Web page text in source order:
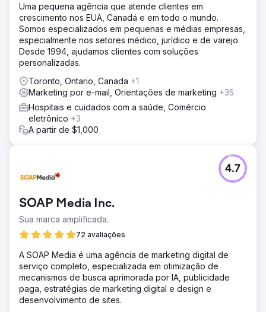
Uma pequena agência que atende clientes em
crescimento nos EUA, Canadá e em todo o mundo.
Somos especializados em pequenas e médias empresas,
especialmente nos setores médico, jurídico e de varejo.
Desde 1994, ajudamos clientes com soluções
personalizadas.
Toronto, Ontario, Canada +1
Marketing por e-mail, Orientações de marketing +35
Hospitais e cuidados com a saúde, Comércio
eletrônico +3
A partir de $1,000
SOAP Media Inc.
Sua marca amplificada.
72 avaliações
4.7
A SOAP Media é uma agência de marketing digital de
serviço completo, especializada em otimização de
mecanismos de busca aprimorada por IA, publicidade
paga, estratégias de marketing digital e design e
desenvolvimento de sites.